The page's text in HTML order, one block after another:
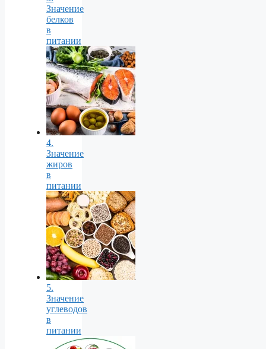
Значение
белков
в
питании
4.
Значение
жиров
в
питании
5.
Значение
углеводов
в
питании